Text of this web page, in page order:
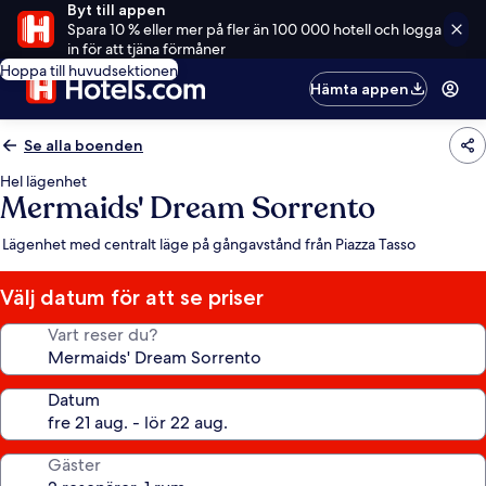
Byt till appen
Spara 10 % eller mer på fler än 100 000 hotell och logga
in för att tjäna förmåner
Hoppa till huvudsektionen
Hämta appen
Se alla boenden
Hel lägenhet
Mermaids' Dream Sorrento
Lägenhet med centralt läge på gångavstånd från Piazza Tasso
Välj datum för att se priser
Vart reser du?
Datum
Gäster